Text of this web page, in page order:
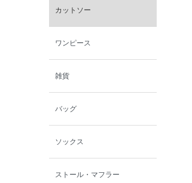
カットソー
ワンピース
雑貨
バッグ
ソックス
ストール・マフラー